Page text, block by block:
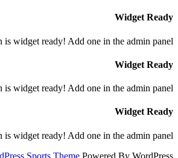
Widget Ready
widget ready! Add one in the admin panel.
Widget Ready
is widget ready! Add one in the admin panel.
Widget Ready
widget ready! Add one in the admin panel.
Sports Theme Powered By WordPress